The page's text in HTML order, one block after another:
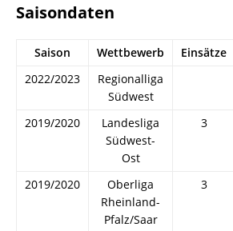
Saisondaten
Saison Wettbewerb Einsätze
2022/2023
Regionalliga
Südwest
2019/2020
Landesliga
Südwest-
Ost
3
2019/2020
Oberliga
Rheinland-
Pfalz/Saar
3